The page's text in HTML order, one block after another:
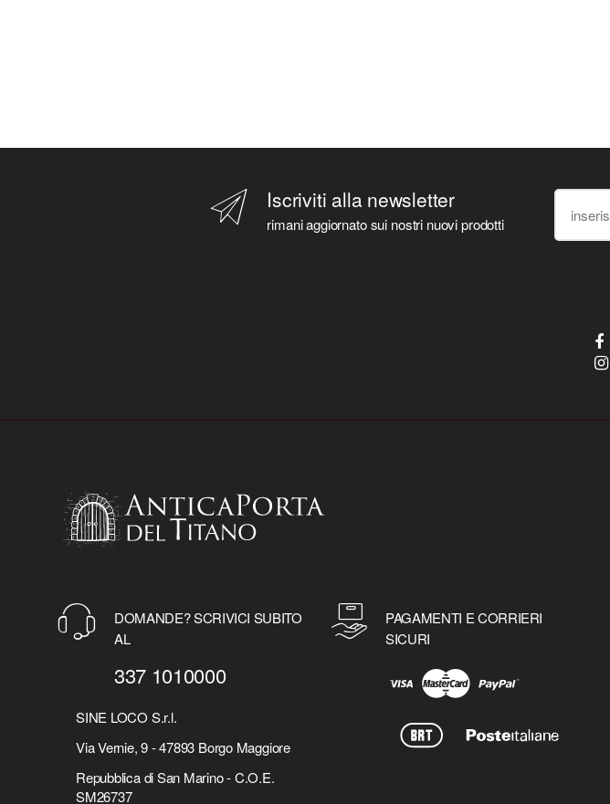
Iscriviti alla newsletter
rimani aggiornato sui nostri nuovi prodotti
DOMANDE? SCRIVICI SUBITO
AL
337 1010000
SINE LOCO S.r.l.
Via Vernie, 9 - 47893 Borgo Maggiore
Repubblica di San Marino - C.O.E.
SM26737
PAGAMENTI E CORRIERI
SICURI